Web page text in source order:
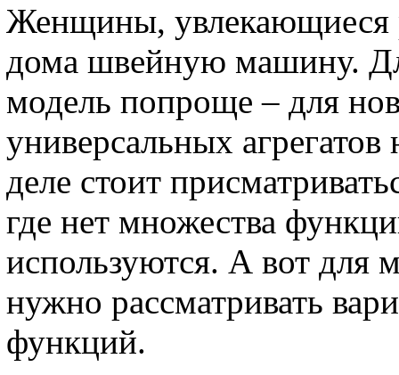
Женщины, увлекающиеся
дома швейную машину.
модель попроще – для
универсальных
деле стоит
где нет множества
используются. А вот для
нужно рассматривать
функций.